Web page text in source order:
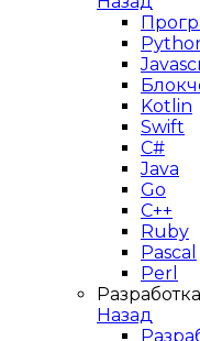
Kotlin
Swift
C#
Java
Go
C++
Ruby
Pascal
Perl
Назад